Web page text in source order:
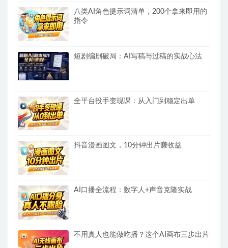
八类AI角色提示词清单，200个拿来即用的
指令
短剧编剧破局：AI写稿与过稿的实战心法
全平台投手变现课：从入门到稳定出单
抖音漫画图文，10分钟出片赚收益
AI口播全流程：数字人+声音克隆实战
不用真人也能做吃播？这个AI画布三步出片